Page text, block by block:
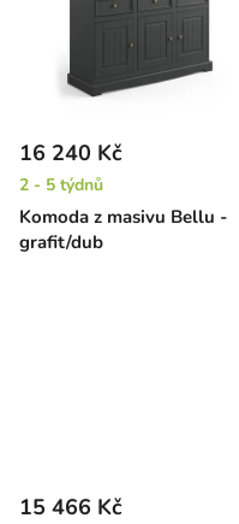
Komoda z masivu Bellu -
grafit/dub
16 240 Kč
2 - 5 týdnů
15 466 Kč